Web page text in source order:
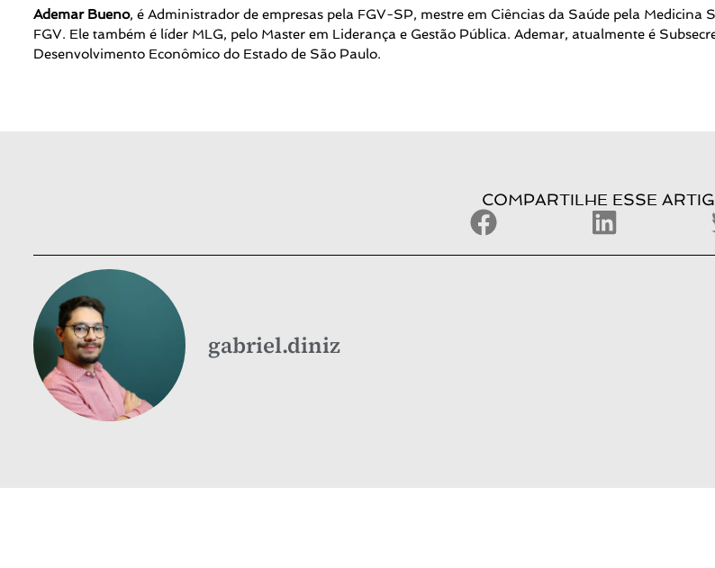
Ademar Bueno, é Administrador de empresas pela FGV-SP, mestre em Ciências da Saúde pela
FGV. Ele também é líder MLG, pelo Master em Liderança e Gestão Pública. Ademar, atualmente é
Desenvolvimento Econômico do Estado de São Paulo.
COMPARTILHE ESSE
gabriel.diniz